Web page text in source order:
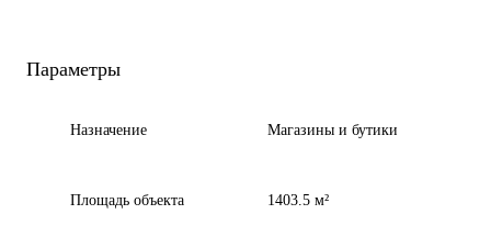
Параметры
Назначение Магазины и бутики
Площадь объекта 1403.5 м²